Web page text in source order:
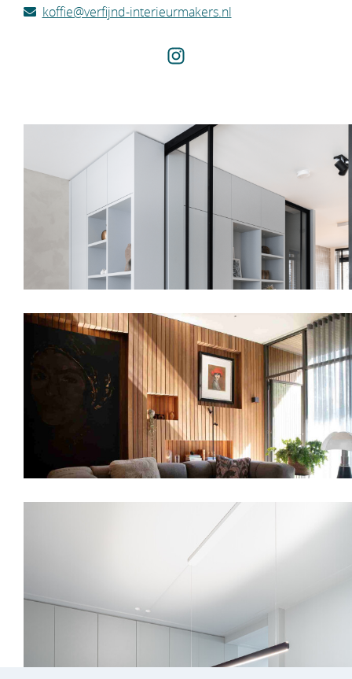
koffie@verfijnd-interieurmakers.nl